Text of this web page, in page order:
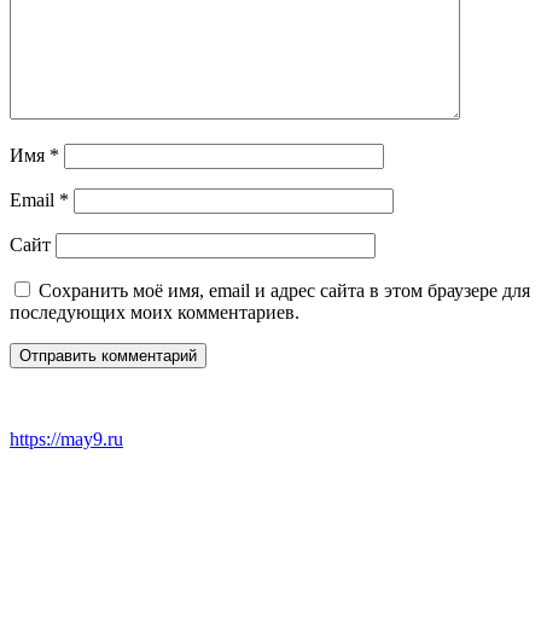
Имя *
Email *
Сайт
Сохранить моё имя, email и адрес сайта в этом браузере для
последующих моих комментариев.
https://may9.ru